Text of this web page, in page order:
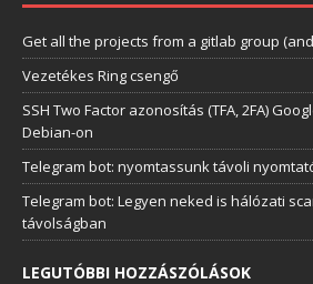
Get all the projects from a gitlab group
Vezetékes Ring csengő
SSH Two Factor azonosítás (TFA, 2FA)
Debian-on
Telegram bot: nyomtassunk távoli
Telegram bot: Legyen neked is hálózati
távolságban
LEGUTÓBBI HOZZÁSZÓLÁSOK